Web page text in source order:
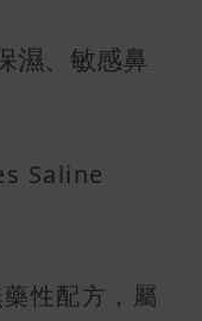
濕、敏感鼻
Saline
性配方，屬